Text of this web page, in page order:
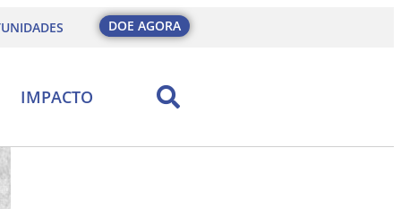
DOE AGORA
IMPACTO